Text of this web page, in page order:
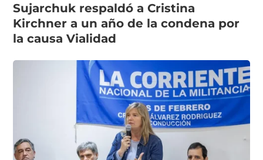
Sujarchuk respaldó a Cristina
Kirchner a un año de la condena por
la causa Vialidad